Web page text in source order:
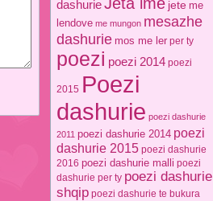
dashurie
jete me
lendove me mungon mesazhe
dashurie mos me ler per ty
poezi poezi 2014 poezi
2015 Poezi
dashurie poezi dashurie
2011 poezi dashurie 2014 poezi
dashurie 2015 poezi dashurie
2016 poezi dashurie malli poezi
dashurie per ty poezi dashurie
shqip poezi dashurie te bukura